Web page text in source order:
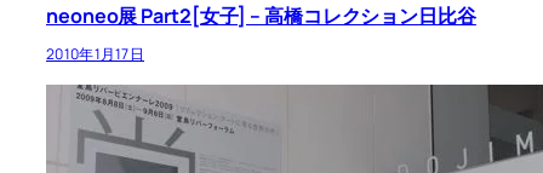
neoneo展 Part2[女子] – 高橋コレクション日比谷
2010年1月17日